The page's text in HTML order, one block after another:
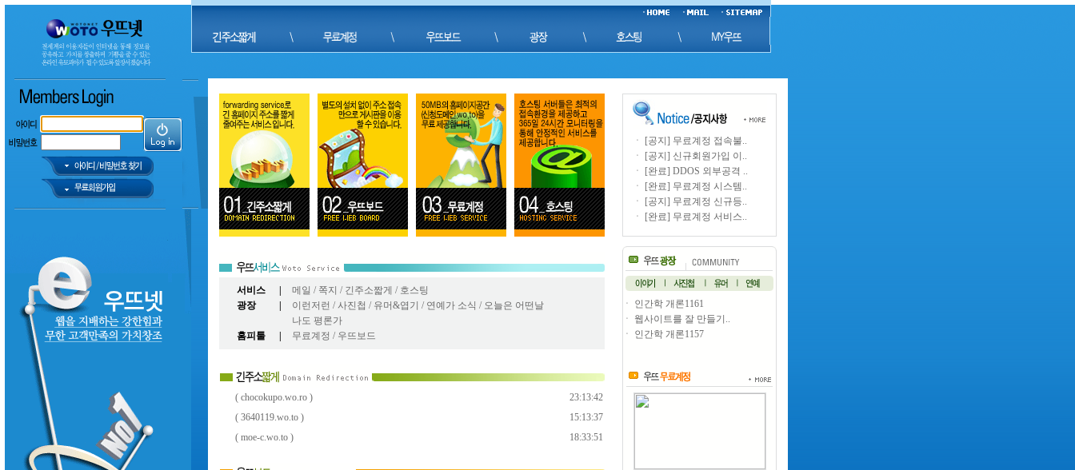
서비스 메일 / 쪽지 / 긴주소짧게 / 호스팅
광장
이런저런 / 사진첩 / 유머&엽기 / 연예가 소식 / 오늘은 어떤날
나도 평론가
홈피툴
무료계정 / 우뜨보드
( chocokupo.wo.ro )
23:13:42
( 3640119.wo.to )
15:13:37
( moe-c.wo.to )
18:33:51
ㆍ
[공지] 무료계정 접속불..
ㆍ
[공지] 신규회원가입 이..
ㆍ
[완료] DDOS 외부공격 ..
ㆍ
[완료] 무료계정 시스템..
ㆍ
[공지] 무료계정 신규등..
ㆍ
[완료] 무료계정 서비스..
ㆍ 인간학 개론1161
ㆍ 웹사이트를 잘 만들기..
ㆍ 인간학 개론1157